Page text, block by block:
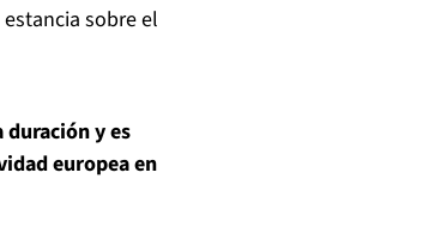
sobre el
duración y es
europea en